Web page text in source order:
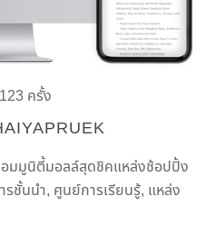
ครั้ง
มูนิตี้มอลล์สุดชิคแหล่งช้อปปิ้ง
รชั้นนำ, ศูนย์การเรียนรู้, แหล่ง